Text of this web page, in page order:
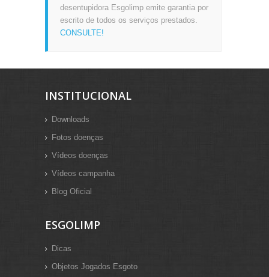
desentupidora Esgolimp emite garantia por
escrito de todos os serviços prestados.
CONSULTE!
INSTITUCIONAL
Downloads
Fotos doenças
Vídeos doenças
Vídeos campanha
Blog Oficial
ESGOLIMP
Dicas
Objetos Jogados Esgoto